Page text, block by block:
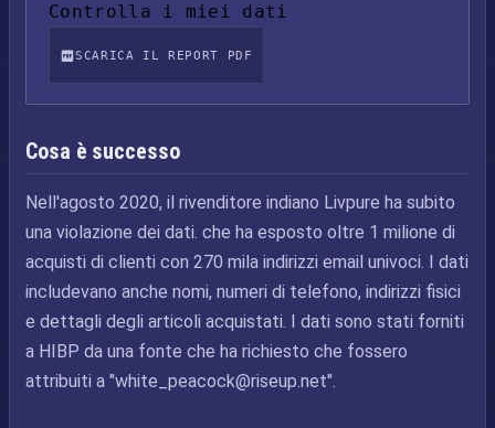
Controlla i miei dati
SCARICA IL REPORT PDF
Cosa è successo
Nell'agosto 2020, il rivenditore indiano Livpure ha subito
una violazione dei dati. che ha esposto oltre 1 milione di
acquisti di clienti con 270 mila indirizzi email univoci. I dati
includevano anche nomi, numeri di telefono, indirizzi fisici
e dettagli degli articoli acquistati. I dati sono stati forniti
a HIBP da una fonte che ha richiesto che fossero
attribuiti a "white_peacock@riseup.net".